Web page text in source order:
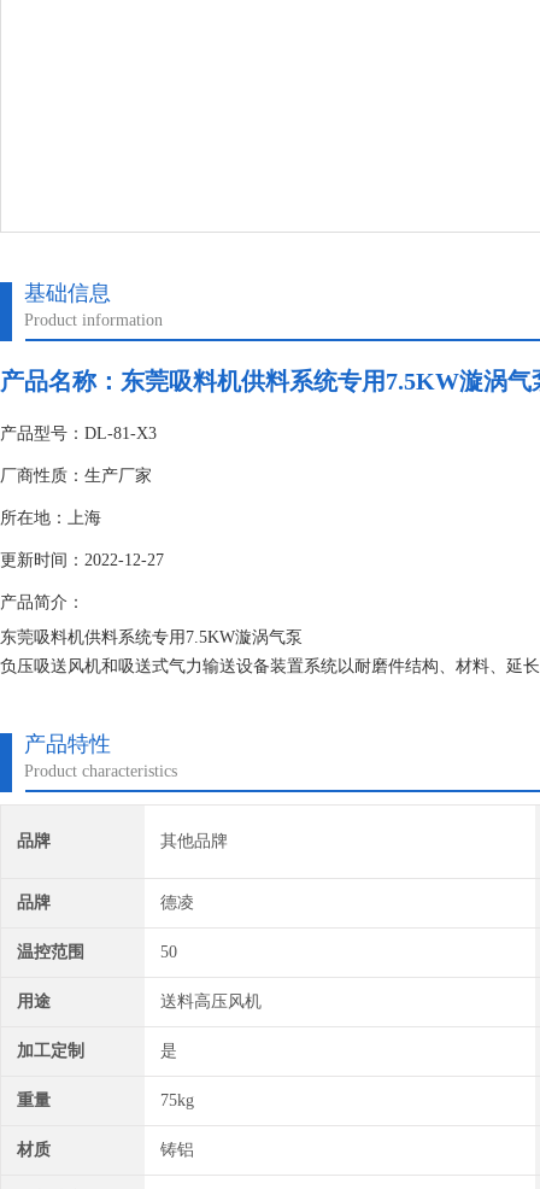
基础信息
Product information
产品名称： 东莞吸料机供料系统专用7.5KW漩涡气
产品型号：DL-81-X3
厂商性质：生产厂家
所在地：上海
更新时间：2022-12-27
产品简介：
东莞吸料机供料系统专用7.5KW漩涡气泵
负压吸送风机和吸送式气力输送设备装置系统以耐磨件结构、材料、延
产品特性
Product characteristics
品牌 其他品牌
品牌 德凌
温控范围 50
用途 送料高压风机
加工定制 是
重量 75kg
材质 铸铝